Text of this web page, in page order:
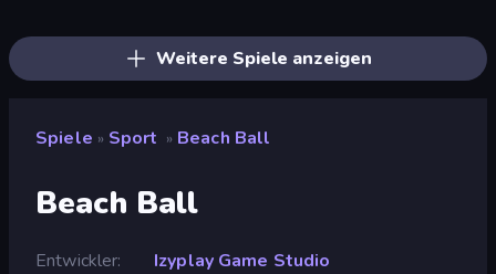
Weitere Spiele anzeigen
Spiele » Sport » Beach Ball
Beach Ball
Entwickler
Izyplay Game Studio